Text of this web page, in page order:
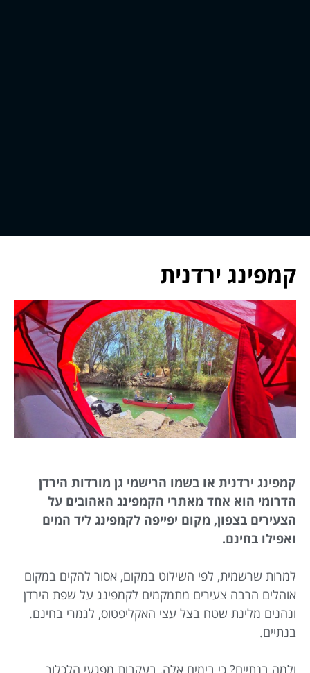
קמפינג ירדנית
קמפינג ירדנית או בשמו הרישמי גן מורדות הירדן
הדרומי הוא אחד מאתרי הקמפינג האהובים על
הצעירים בצפון, מקום יפייפה לקמפינג ליד המים
ואפילו בחינם.
למרות שרשמית, לפי השילוט במקום, אסור להקים במקום
אוהלים הרבה צעירים מתמקמים לקמפינג על שפת הירדן
ונהנים מלינת שטח בצל עצי האקליפטוס, לגמרי בחינם.
בנתיים.